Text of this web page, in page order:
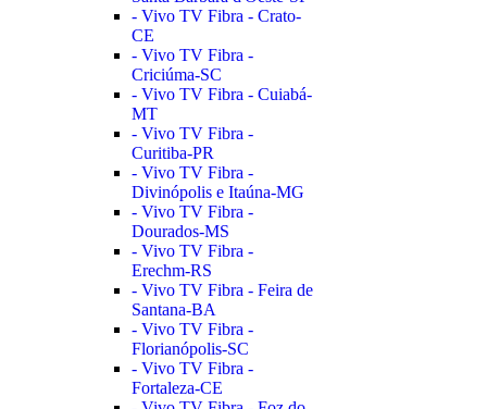
- Vivo TV Fibra - Crato-
CE
- Vivo TV Fibra -
Criciúma-SC
- Vivo TV Fibra - Cuiabá-
MT
- Vivo TV Fibra -
Curitiba-PR
- Vivo TV Fibra -
Divinópolis e Itaúna-MG
- Vivo TV Fibra -
Dourados-MS
- Vivo TV Fibra -
Erechm-RS
- Vivo TV Fibra - Feira de
Santana-BA
- Vivo TV Fibra -
Florianópolis-SC
- Vivo TV Fibra -
Fortaleza-CE